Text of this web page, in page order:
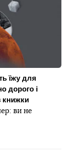
їжу для
дорого і
книжки
ви не